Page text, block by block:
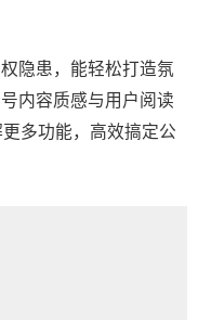
隐患，能轻松打造氛
内容质感与用户阅读
多功能，高效搞定公